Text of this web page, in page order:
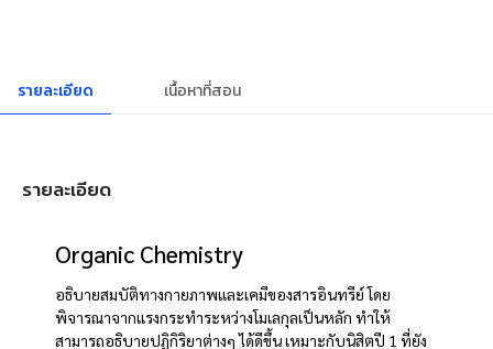
รายละเอียด เนื้อหาที่สอน
รายละเอียด
Organic Chemistry
อธิบายสมบัติทางกายภาพและเคมีของสารอินทรีย์ โดย
พิจารณาจากแรงกระทำระหว่างโมเลกุลเป็นหลัก ทำให้
สามารถอธิบายปฏิกิริยาต่างๆ ได้ดีขึ้น เหมาะกับนิสิตปี 1 ที่ยัง